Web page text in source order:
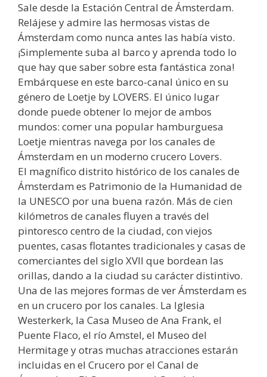
Sale desde la Estación Central de Ámsterdam.
Relájese y admire las hermosas vistas de
Ámsterdam como nunca antes las había visto.
¡Simplemente suba al barco y aprenda todo lo
que hay que saber sobre esta fantástica zona!
Embárquese en este barco-canal único en su
género de Loetje by LOVERS. El único lugar
donde puede obtener lo mejor de ambos
mundos: comer una popular hamburguesa
Loetje mientras navega por los canales de
Ámsterdam en un moderno crucero Lovers.
El magnífico distrito histórico de los canales de
Ámsterdam es Patrimonio de la Humanidad de
la UNESCO por una buena razón. Más de cien
kilómetros de canales fluyen a través del
pintoresco centro de la ciudad, con viejos
puentes, casas flotantes tradicionales y casas de
comerciantes del siglo XVII que bordean las
orillas, dando a la ciudad su carácter distintivo.
Una de las mejores formas de ver Ámsterdam es
en un crucero por los canales. La Iglesia
Westerkerk, la Casa Museo de Ana Frank, el
Puente Flaco, el río Amstel, el Museo del
Hermitage y otras muchas atracciones estarán
incluidas en el Crucero por el Canal de